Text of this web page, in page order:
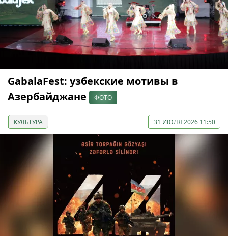
GabalaFest: узбекские мотивы в
Азербайджане
ФОТО
КУЛЬТУРА 31 ИЮЛЯ 2026 11:50